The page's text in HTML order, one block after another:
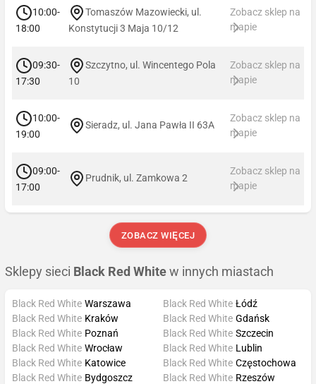
10:00-
18:00
Tomaszów Mazowiecki, ul.
Konstytucji 3 Maja 10/12
Zobacz sklep na
mapie
09:30-
17:30
Szczytno, ul. Wincentego Pola
10
Zobacz sklep na
mapie
10:00-
19:00
Sieradz, ul. Jana Pawła II 63A
Zobacz sklep na
mapie
09:00-
17:00
Prudnik, ul. Zamkowa 2
Zobacz sklep na
mapie
ZOBACZ WIĘCEJ
Sklepy sieci Black Red White w innych miastach
Black Red White Warszawa
Black Red White Kraków
Black Red White Poznań
Black Red White Wrocław
Black Red White Łódź
Black Red White Gdańsk
Black Red White Szczecin
Black Red White Lublin
Black Red White Katowice
Black Red White Bydgoszcz
Black Red White Częstochowa
Black Red White Rzeszów